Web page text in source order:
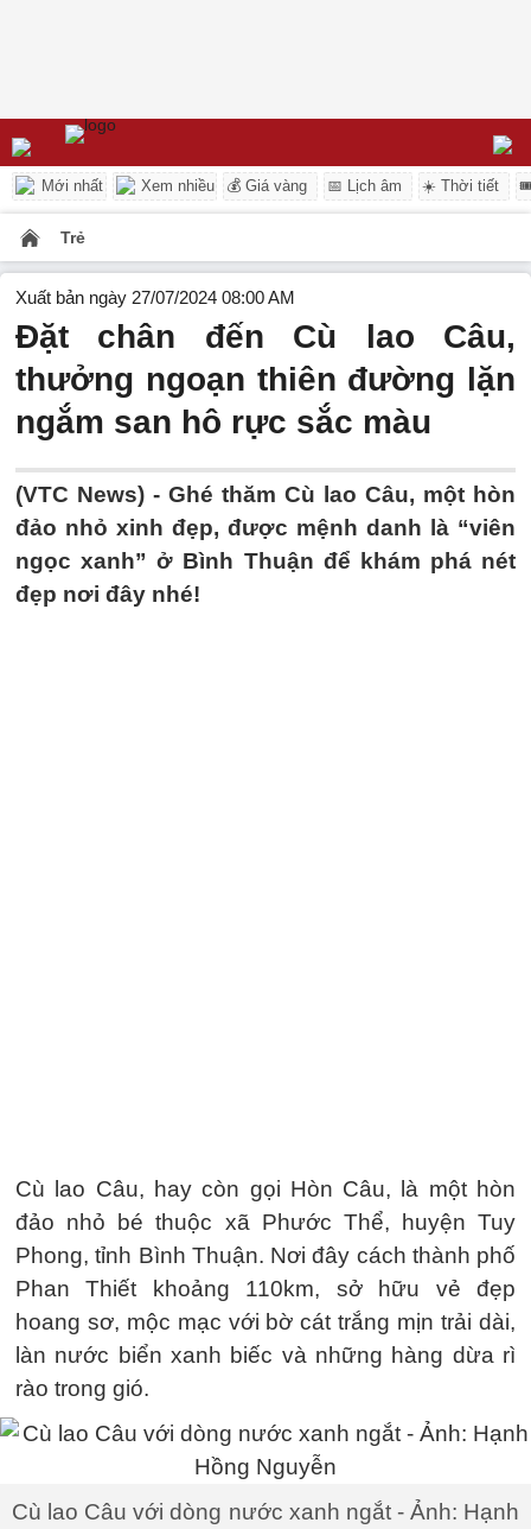
Mới nhất Xem nhiều 💰 Giá vàng 📅 Lịch âm ☀️ Thời tiết
Trẻ
Xuất bản ngày 27/07/2024 08:00 AM
Đặt chân đến Cù lao Câu,
thưởng ngoạn thiên đường lặn
ngắm san hô rực sắc màu
(VTC News) - Ghé thăm Cù lao Câu, một hòn
đảo nhỏ xinh đẹp, được mệnh danh là “viên
ngọc xanh” ở Bình Thuận để khám phá nét
đẹp nơi đây nhé!
Cù lao Câu, hay còn gọi Hòn Câu, là một hòn
đảo nhỏ bé thuộc xã Phước Thể, huyện Tuy
Phong, tỉnh Bình Thuận. Nơi đây cách thành phố
Phan Thiết khoảng 110km, sở hữu vẻ đẹp
hoang sơ, mộc mạc với bờ cát trắng mịn trải dài,
làn nước biển xanh biếc và những hàng dừa rì
rào trong gió.
Cù lao Câu với dòng nước xanh ngắt - Ảnh: Hạnh